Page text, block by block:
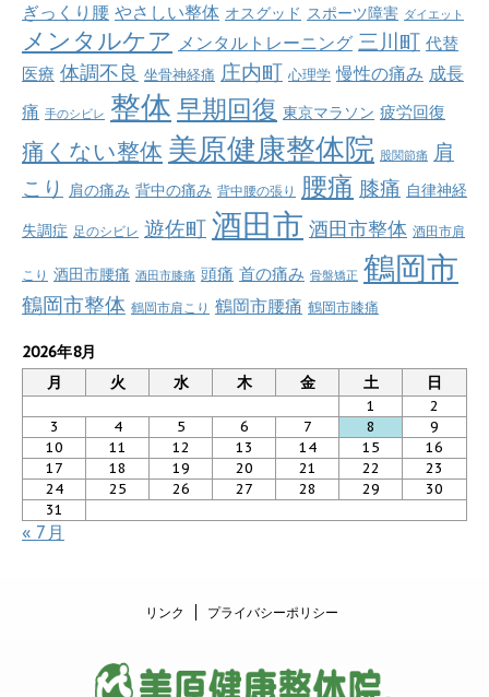
ぎっくり腰 やさしい整体 オスグッド スポーツ障害 ダイエット
メンタルケア メンタルトレーニング 三川町 代替
医療 体調不良 坐骨神経痛 庄内町 心理学 慢性の痛み 成長
痛 手のシビレ 整体 早期回復 東京マラソン 疲労回復
痛くない整体 美原健康整体院 股関節痛 肩
こり 肩の痛み 背中の痛み 背中腰の張り 腰痛 膝痛 自律神経
失調症 足のシビレ 遊佐町 酒田市 酒田市整体 酒田市肩
こり 酒田市腰痛 酒田市膝痛 頭痛 首の痛み 骨盤矯正 鶴岡市
鶴岡市整体 鶴岡市肩こり 鶴岡市腰痛 鶴岡市膝痛
2026年8月
月
火 水 木 金 土 日
1
2
3
4 5 6 7 8
9
10
11 12 13 14 15
16
17
18 19 20 21 22
23
24
25 26 27 28 29
30
31
« 7月
リンク プライバシーポリシー